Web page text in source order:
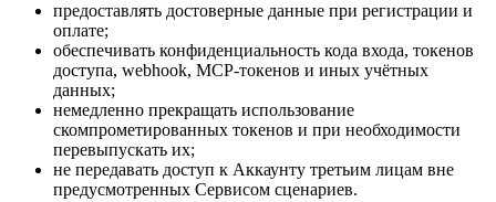
предоставлять достоверные данные при регистрации и
оплате;
обеспечивать конфиденциальность кода входа, токенов
доступа, webhook, MCP-токенов и иных учётных
данных;
немедленно прекращать использование
скомпрометированных токенов и при необходимости
перевыпускать их;
не передавать доступ к Аккаунту третьим лицам вне
предусмотренных Сервисом сценариев.